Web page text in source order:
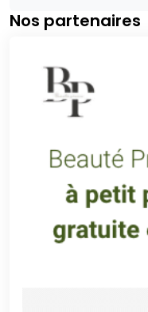
Nos partenaires